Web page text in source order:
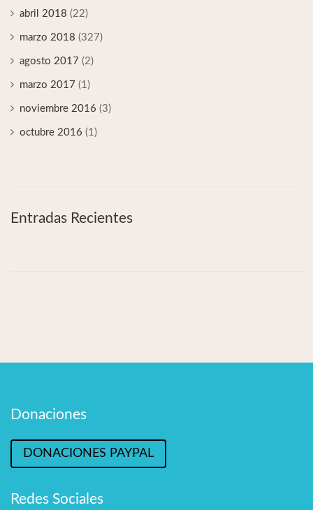
abril 2018 (22)
marzo 2018 (327)
agosto 2017 (2)
marzo 2017 (1)
noviembre 2016 (3)
octubre 2016 (1)
Entradas Recientes
Donaciones
DONACIONES PAYPAL
Redes Sociales